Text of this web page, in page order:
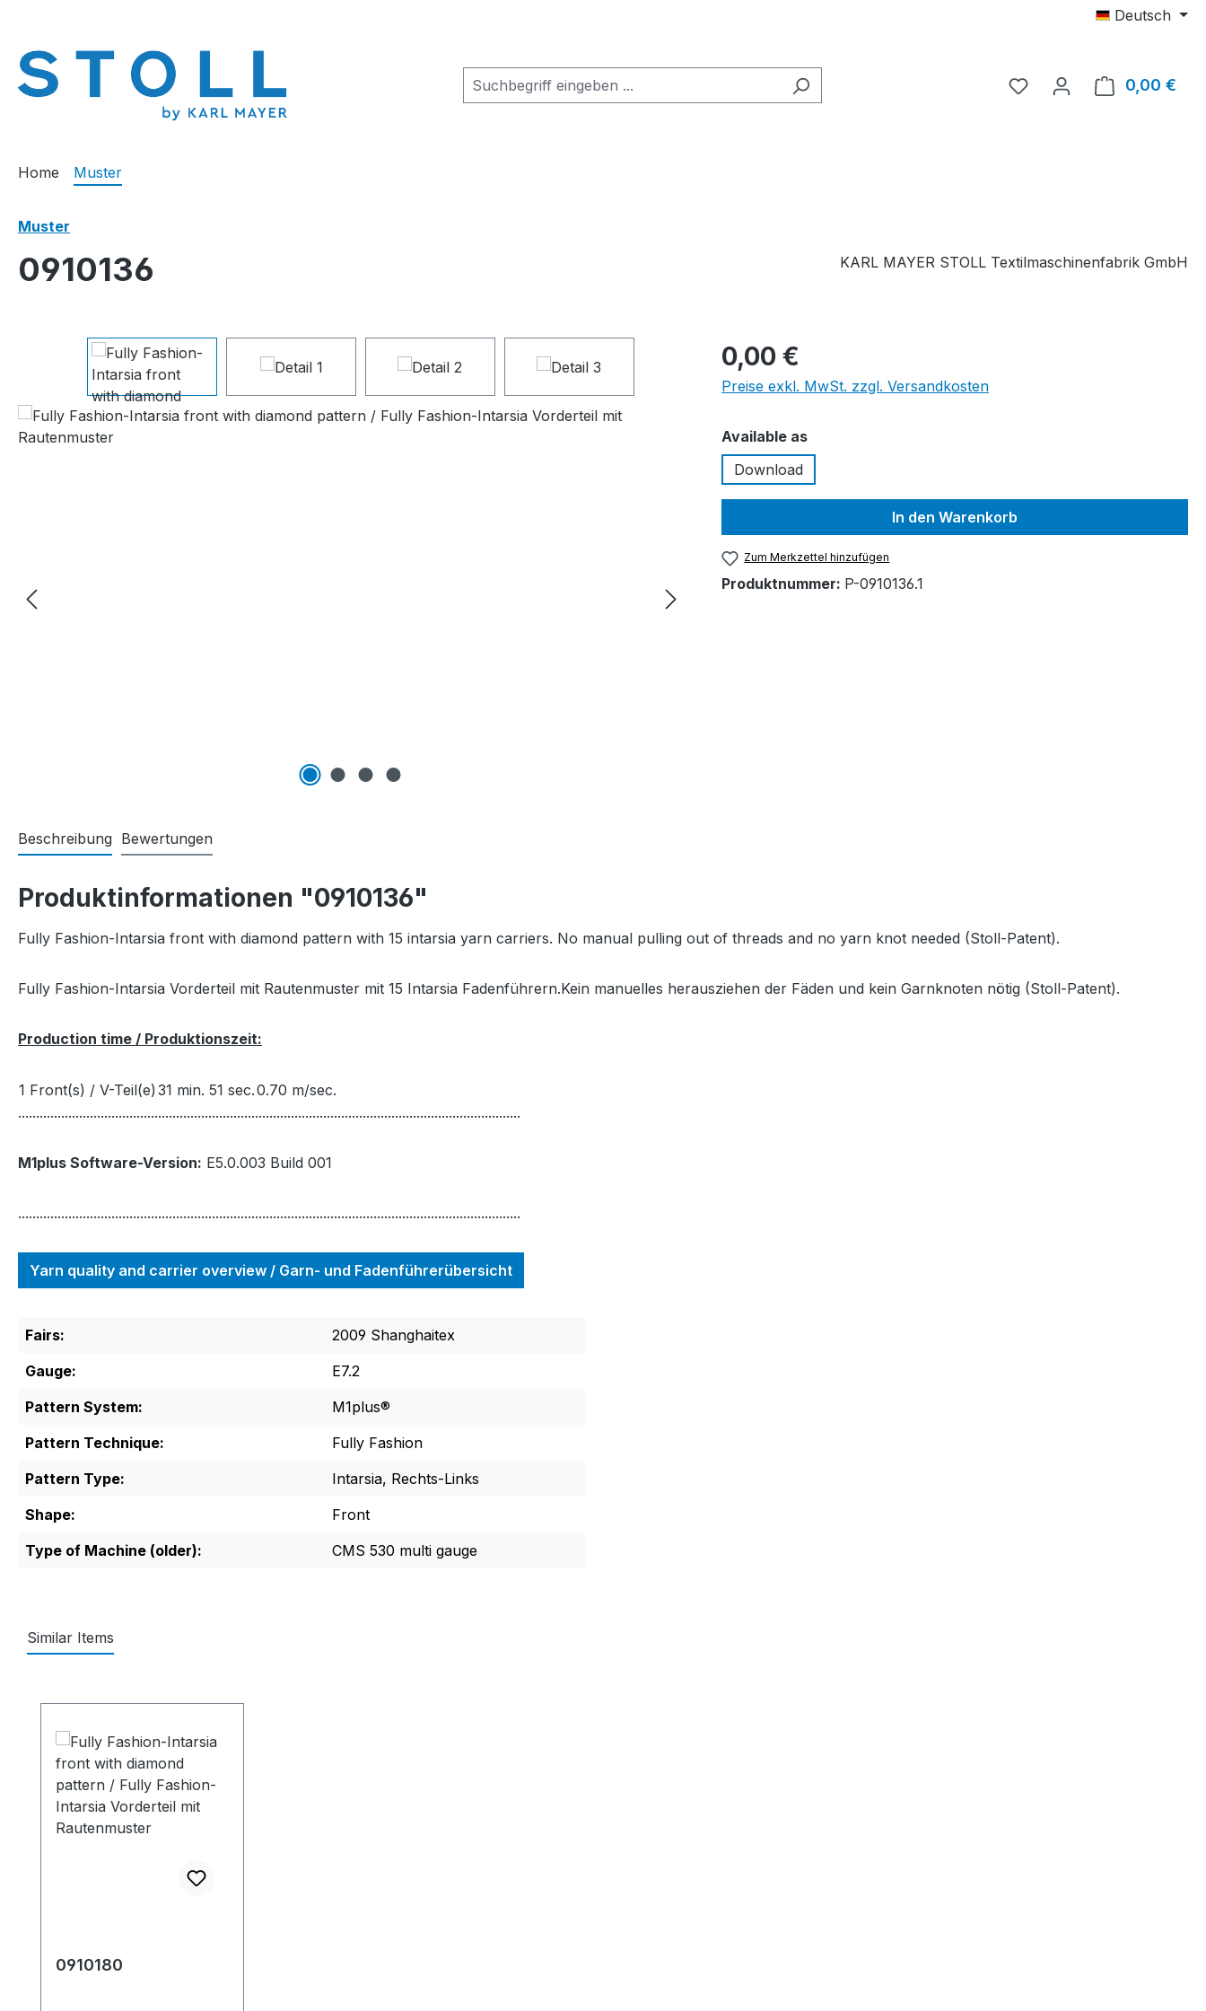
Deutsch
Du hast 0 Produkte auf
0,00 €
Home Muster
Muster
0910136 KARL MAYER STOLL Textilmaschinenfabrik GmbH
Bildergalerie überspringen 0,00 €
Preise exkl. MwSt. zzgl. Versandkosten
Available asauswählen
Download
In den Warenkorb
Zum Merkzettel hinzufügen
Produktnummer: P-0910136.1
Beschreibung Bewertungen
Produktinformationen "0910136"
Fully Fashion-Intarsia front with diamond pattern with 15 intarsia yarn carriers. No manual pulling out of threads and no yarn knot needed (Stoll-Patent).
Fully Fashion-Intarsia Vorderteil mit Rautenmuster mit 15 Intarsia Fadenführern.Kein manuelles herausziehen der Fäden und kein Garnknoten nötig (Stoll-Patent).
Production time / Produktionszeit:
1 Front(s) / V-Teil(e) 31 min. 51 sec.0.70 m/sec.
............................................................................................................................................
M1plus Software-Version: E5.0.003 Build 001
............................................................................................................................................
Yarn quality and carrier overview / Garn- und Fadenführerübersicht
Fairs:
2009 Shanghaitex
Gauge:
E7.2
Pattern System:
M1plus®
Pattern Technique:
Fully Fashion
Pattern Type:
Intarsia, Rechts-Links
Shape:
Front
Type of Machine (older):
CMS 530 multi gauge
Similar Items
0910180